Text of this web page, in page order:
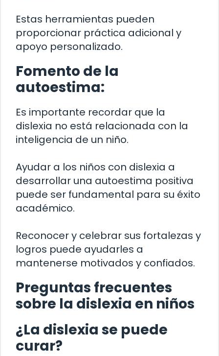
Estas herramientas pueden
proporcionar práctica adicional y
apoyo personalizado.
Fomento de la
autoestima:
Es importante recordar que la
dislexia no está relacionada con la
inteligencia de un niño.
Ayudar a los niños con dislexia a
desarrollar una autoestima positiva
puede ser fundamental para su éxito
académico.
Reconocer y celebrar sus fortalezas y
logros puede ayudarles a
mantenerse motivados y confiados.
Preguntas frecuentes
sobre la dislexia en niños
¿La dislexia se puede
curar?